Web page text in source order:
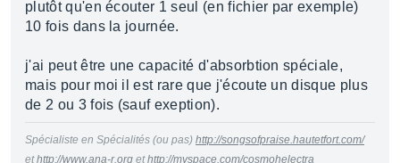
plutôt qu'en écouter 1 seul (en fichier par exemple)
10 fois dans la journée.
j'ai peut être une capacité d'absorbtion spéciale,
mais pour moi il est rare que j'écoute un disque plus
de 2 ou 3 fois (sauf exeption).
Spécialiste en Spécialités (ou pas) http://songsofpraise.hautetfort.com/
ethttp://www.ana-r.org ethttp://myspace.com/cosmohelectra